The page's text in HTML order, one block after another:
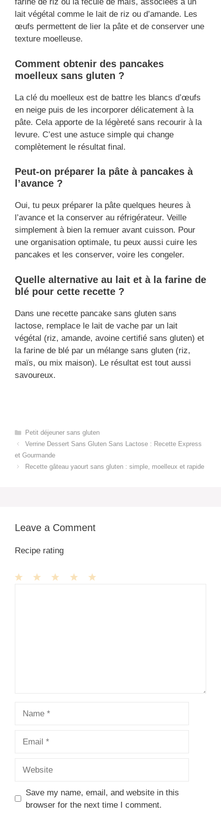
farine de riz ou la fécule de maïs, associées à un
lait végétal comme le lait de riz ou d’amande. Les
œufs permettent de lier la pâte et de conserver une
texture moelleuse.
Comment obtenir des pancakes
moelleux sans gluten ?
La clé du moelleux est de battre les blancs d’œufs
en neige puis de les incorporer délicatement à la
pâte. Cela apporte de la légèreté sans recourir à la
levure. C’est une astuce simple qui change
complètement le résultat final.
Peut-on préparer la pâte à pancakes à
l’avance ?
Oui, tu peux préparer la pâte quelques heures à
l’avance et la conserver au réfrigérateur. Veille
simplement à bien la remuer avant cuisson. Pour
une organisation optimale, tu peux aussi cuire les
pancakes et les conserver, voire les congeler.
Quelle alternative au lait et à la farine de
blé pour cette recette ?
Dans une recette pancake sans gluten sans
lactose, remplace le lait de vache par un lait
végétal (riz, amande, avoine certifié sans gluten) et
la farine de blé par un mélange sans gluten (riz,
maïs, ou mix maison). Le résultat est tout aussi
savoureux.
Categories
Petit déjeuner sans gluten​
Verrine Dessert Sans Gluten Sans Lactose : Recette Express
et Gourmande
Recette gâteau yaourt sans gluten : simple, moelleux et rapide
Leave a Comment
Recipe rating
Save my name, email, and website in this
browser for the next time I comment.